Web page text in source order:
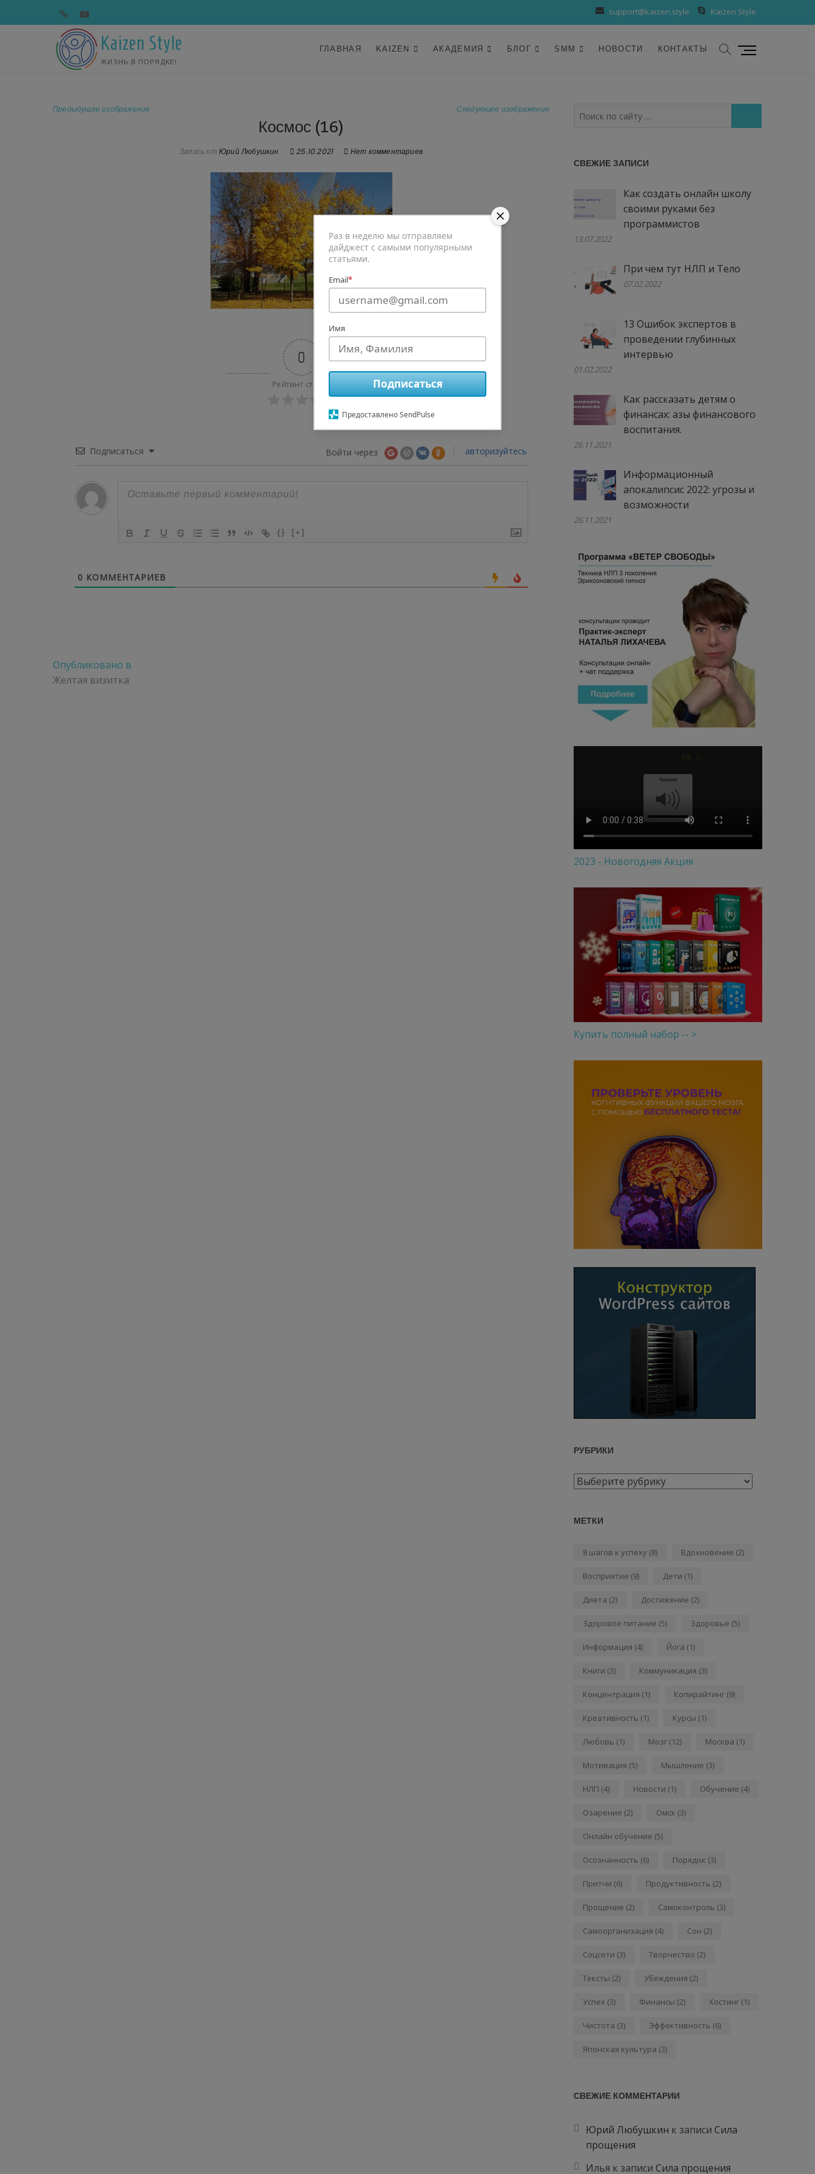
к
содержимому
support@kaizen.style Kaizen Style
telegramyoutube
Kaizen Style
ЖИЗНЬ В ПОРЯДКЕ!
ГЛАВНАЯ KAIZEN АКАДЕМИЯ БЛОГ SMM НОВОСТИ КОНТАКТЫ
К
Предыдущее изображение Следующее изображение
Космос (16)
Запись от Юрий Любушкин 25.10.2021 Нет комментариев
0
Рейтинг статьи
Подписаться Войти через авторизуйтесь
{} [+]
0 КОММЕНТАРИЕВ
Навигация
по
Опубликовано в
Желтая визитка
по
СВЕЖИЕ ЗАПИСИ
Как создать онлайн школу
своими руками без
программистов
13.07.2022
При чем тут НЛП и Тело
07.02.2022
13 Ошибок экспертов в
проведении глубинных
интервью
01.02.2022
Как рассказать детям о
финансах: азы финансового
воспитания.
26.11.2021
Информационный
апокалипсис 2022: угрозы и
возможности
26.11.2021
2023 - Новогодняя Акция
Купить полный набор -- >
РУБРИКИ
Рубрики
МЕТКИ
8 шагов к успеху (8) Вдохновение (2)
Восприятие (9) Дети (1)
Диета (2) Достижение (2)
Здоровое питание (5) Здоровье (5)
Информация (4) Йога (1)
Книги (3) Коммуникация (3)
Концентрация (1) Копирайтинг (9)
Креативность (1) Курсы (1)
Любовь (1) Мозг (12) Москва (1)
Мотивация (5) Мышление (3)
НЛП (4) Новости (1) Обучение (4)
Озарение (2) Омск (3)
Онлайн обучение (5)
Осознанность (6) Порядок (3)
Притчи (6) Продуктивность (2)
Прощение (2) Самоконтроль (3)
Самоорганизация (4) Сон (2)
Соцсети (3) Творчество (2)
Тексты (2) Убеждения (2)
Успех (3) Финансы (2) Хостинг (1)
Чистота (3) Эффективность (6)
Японская культура (3)
СВЕЖИЕ КОММЕНТАРИИ
Юрий Любушкин к записи Сила
прощения
Илья к записи Сила прощения
Раз в неделю мы отправляем
дайджест с самыми популярными
статьями.
Email*
Имя
Подписаться
Предоставлено SendPulse